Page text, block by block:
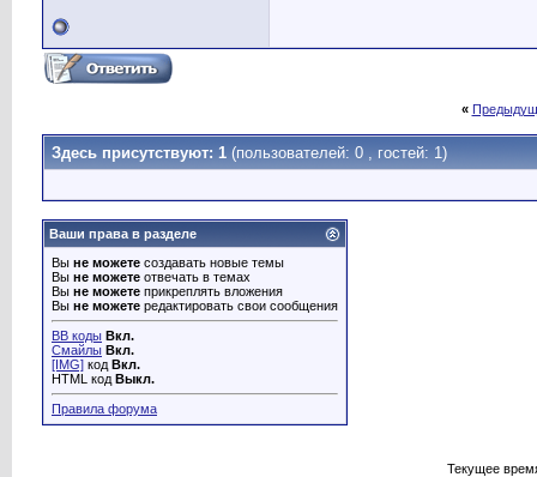
«
Здесь присутствуют: 1 (пользователей: 0 , гостей: 1)
Ваши права в разделе
Вы не можете создавать новые темы
Вы не можете отвечать в темах
Вы не можете прикреплять вложения
Вы не можете редактировать свои сообщения
BB коды Вкл.
Смайлы Вкл.
[IMG] код Вкл.
HTML код Выкл.
Правила форума
Текущее